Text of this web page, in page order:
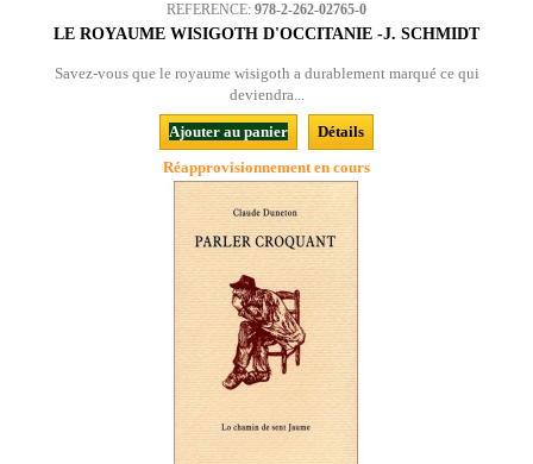
REFERENCE: 978-2-262-02765-0
LE ROYAUME WISIGOTH D'OCCITANIE -J. SCHMIDT
Savez-vous que le royaume wisigoth a durablement marqué ce qui
deviendra...
Ajouter au panier
Détails
Réapprovisionnement en cours